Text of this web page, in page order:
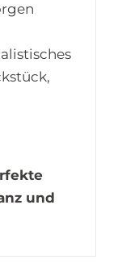
und